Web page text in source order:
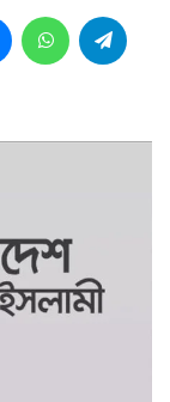
MessengerWhatsApp